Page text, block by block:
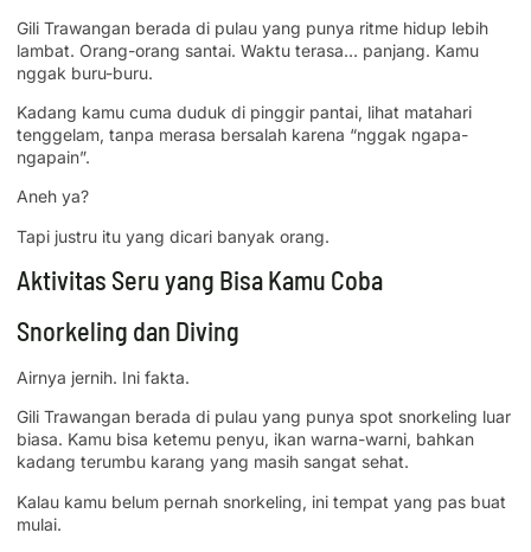
Gili Trawangan berada di pulau yang punya ritme hidup lebih
lambat. Orang-orang santai. Waktu terasa… panjang. Kamu
nggak buru-buru.
Kadang kamu cuma duduk di pinggir pantai, lihat matahari
tenggelam, tanpa merasa bersalah karena “nggak ngapa-
ngapain”.
Aneh ya?
Tapi justru itu yang dicari banyak orang.
Aktivitas Seru yang Bisa Kamu Coba
Snorkeling dan Diving
Airnya jernih. Ini fakta.
Gili Trawangan berada di pulau yang punya spot snorkeling luar
biasa. Kamu bisa ketemu penyu, ikan warna-warni, bahkan
kadang terumbu karang yang masih sangat sehat.
Kalau kamu belum pernah snorkeling, ini tempat yang pas buat
mulai.